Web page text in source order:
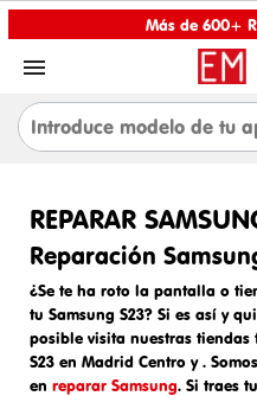
Más de 600+

REPARAR
Reparación
¿Se te ha roto la pantalla o
tu Samsung S23? Si es así y
posible visita nuestras tiendas
S23 en Madrid Centro y.
en reparar Samsung. Si traes tu